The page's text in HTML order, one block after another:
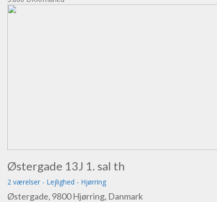
Østergade 13J 1. sal th
2 værelser - Lejlighed - Hjørring
Østergade, 9800 Hjørring, Danmark